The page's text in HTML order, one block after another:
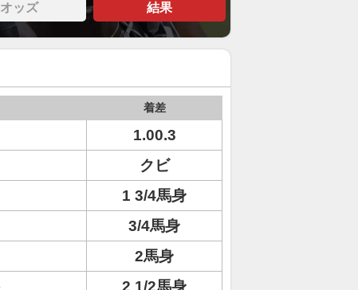
オッズ 結果
着差
1.00.3
クビ
1 3/4馬身
3/4馬身
2馬身
2 1/2馬身